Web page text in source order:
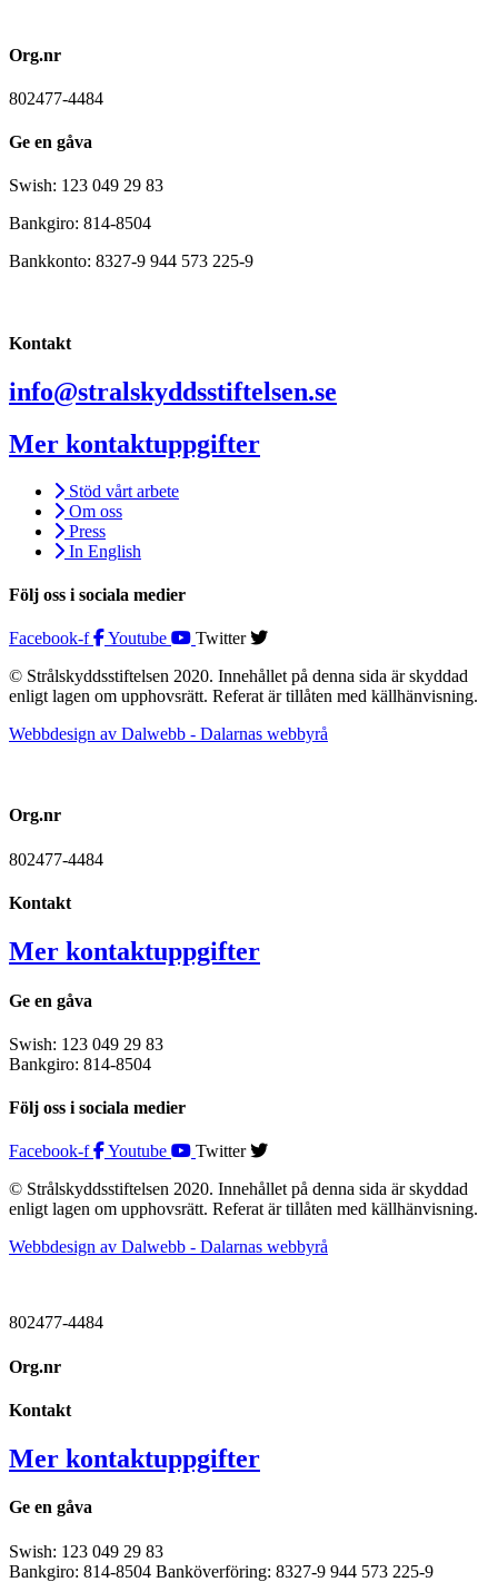
Org.nr
802477-4484
Ge en gåva
Swish: 123 049 29 83
Bankgiro: 814-8504
Bankkonto: 8327-9 944 573 225-9
Kontakt
info@stralskyddsstiftelsen.se
Mer kontaktuppgifter
Stöd vårt arbete
Om oss
Press
In English
Följ oss i sociala medier
Facebook-f Youtube
Twitter
© Strålskyddsstiftelsen 2020. Innehållet på denna sida är skyddad
enligt lagen om upphovsrätt. Referat är tillåten med källhänvisning.
Webbdesign av Dalwebb - Dalarnas webbyrå
Org.nr
802477-4484
Kontakt
Mer kontaktuppgifter
Ge en gåva
Swish: 123 049 29 83
Bankgiro: 814-8504
Följ oss i sociala medier
Facebook-f Youtube
Twitter
© Strålskyddsstiftelsen 2020. Innehållet på denna sida är skyddad
enligt lagen om upphovsrätt. Referat är tillåten med källhänvisning.
Webbdesign av Dalwebb - Dalarnas webbyrå
802477-4484
Org.nr
Kontakt
Mer kontaktuppgifter
Ge en gåva
Swish: 123 049 29 83
Bankgiro: 814-8504 Banköverföring: 8327-9 944 573 225-9